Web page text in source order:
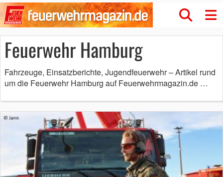
Feuerwehr Hamburg
Fahrzeuge, Einsatzberichte, Jugendfeuerwehr – Artikel rund
um die Feuerwehr Hamburg auf Feuerwehrmagazin.de …